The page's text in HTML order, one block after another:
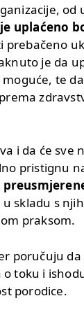
od
uplaćeno
prebačeno
je da
te
i da će sve
pristignu
u skladu s
praksom.
poručuju
toku i
porodice.